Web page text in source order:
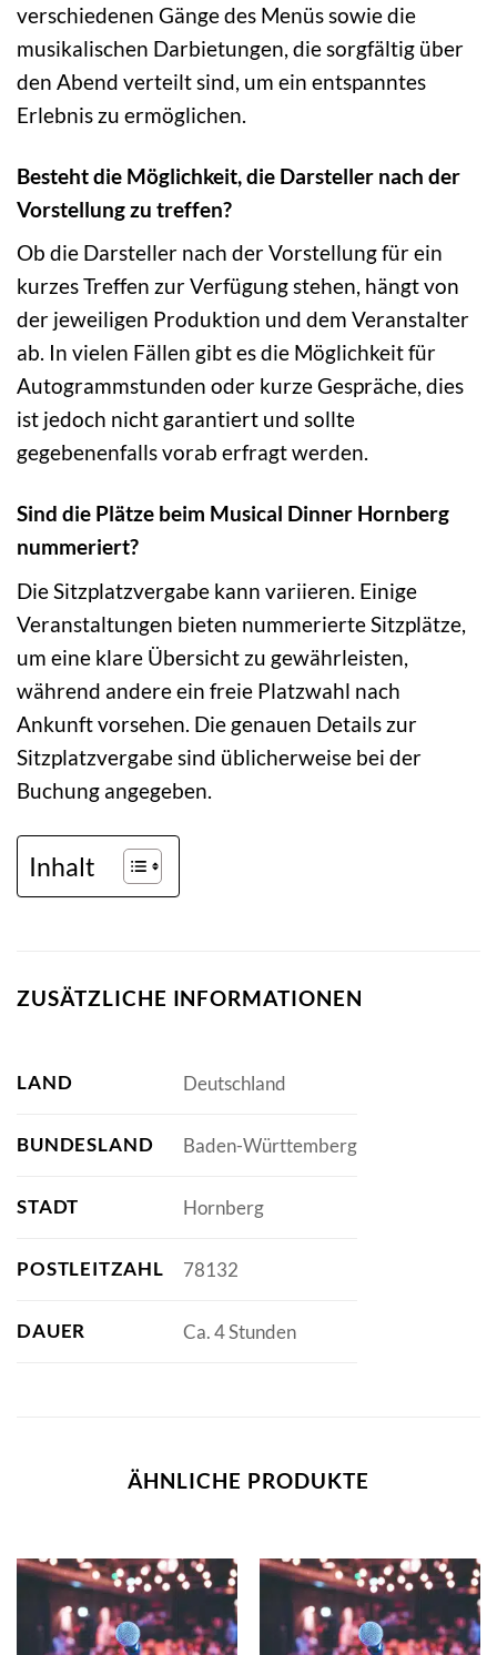
verschiedenen Gänge des Menüs sowie die
musikalischen Darbietungen, die sorgfältig über
den Abend verteilt sind, um ein entspanntes
Erlebnis zu ermöglichen.
Besteht die Möglichkeit, die Darsteller nach der
Vorstellung zu treffen?
Ob die Darsteller nach der Vorstellung für ein
kurzes Treffen zur Verfügung stehen, hängt von
der jeweiligen Produktion und dem Veranstalter
ab. In vielen Fällen gibt es die Möglichkeit für
Autogrammstunden oder kurze Gespräche, dies
ist jedoch nicht garantiert und sollte
gegebenenfalls vorab erfragt werden.
Sind die Plätze beim Musical Dinner Hornberg
nummeriert?
Die Sitzplatzvergabe kann variieren. Einige
Veranstaltungen bieten nummerierte Sitzplätze,
um eine klare Übersicht zu gewährleisten,
während andere ein freie Platzwahl nach
Ankunft vorsehen. Die genauen Details zur
Sitzplatzvergabe sind üblicherweise bei der
Buchung angegeben.
Inhalt
ZUSÄTZLICHE INFORMATIONEN
LAND Deutschland
BUNDESLAND Baden-Württemberg
STADT Hornberg
POSTLEITZAHL 78132
DAUER Ca. 4 Stunden
ÄHNLICHE PRODUKTE